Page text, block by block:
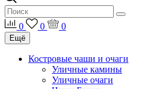
0 0 0
Ещё
Костровые чаши и очаги
Уличные камины
Уличные очаги